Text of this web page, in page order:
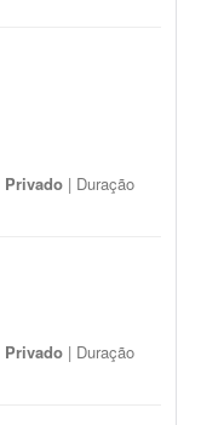
Privado | Duração
Privado | Duração